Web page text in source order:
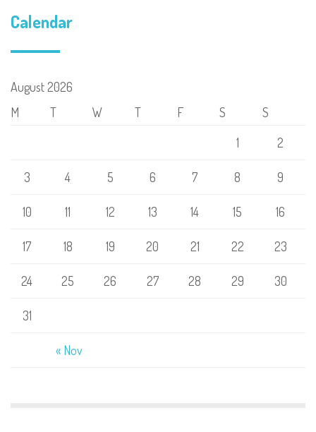
Calendar
August 2026
M
T W T F S S
« Nov
1 2
3 4 5 6 7 8 9
10 11 12 13 14 15 16
17 18 19 20 21 22 23
24 25 26 27 28 29 30
31